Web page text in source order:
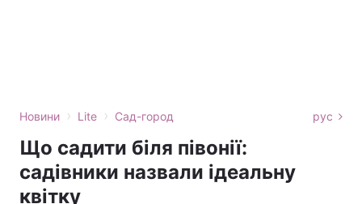
Новини › Lite › Сад-город рус
Що садити біля півонії:
садівники назвали ідеальну
квітку